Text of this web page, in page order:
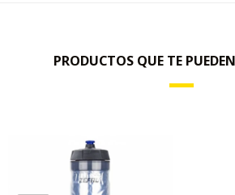
PRODUCTOS QUE TE